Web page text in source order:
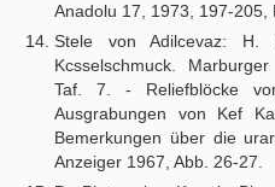
Anadolu 17, 1973, 197-205,
Stele von Adilcevaz: H.
Kcsselschmuck.
Taf. 7. - Reliefblöcke
Ausgrabungen von Kef
Bemerkungen über die
Anzeiger 1967, Abb. 26-27.